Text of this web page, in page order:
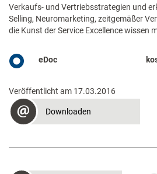
Verkaufs- und Vertriebsstrategien und
Selling, Neuromarketing, zeitgemäßer
die Kunst der Service Excellence wissen
eDoc
Veröffentlicht am 17.03.2016
Downloaden